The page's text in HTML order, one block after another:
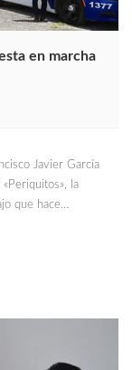
en marcha
Javier García
la
que hace…